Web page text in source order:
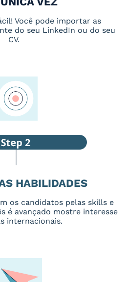
Você pode importar as
do seu LinkedIn ou do seu
CV.
HABILIDADES
os candidatos pelas skills e
é avançado mostre interesse
internacionais.